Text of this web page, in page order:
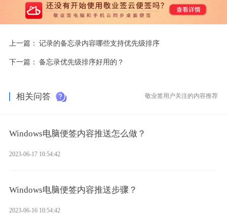
上一篇： 记录的备忘录内容哪些支持优先级排序
下一篇： 备忘录优先级排序好用的？
相关问答 敬业签用户关注的内容推荐
Windows电脑便签内容推送怎么做？
2023-06-17 10:54:42
Windows电脑便签内容推送步骤？
2023-06-16 10:54:42